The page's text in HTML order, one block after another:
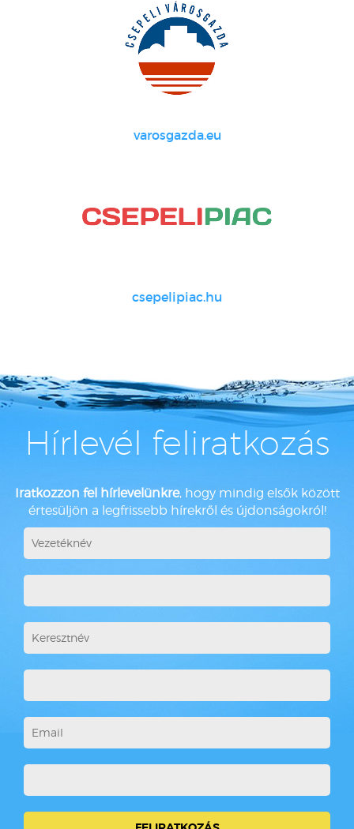
varosgazda.eu
csepelipiac.hu
Hírlevél feliratkozás
Iratkozzon fel hírlevelünkre, hogy mindig elsők között
értesüljön a legfrissebb hírekről és újdonságokról!